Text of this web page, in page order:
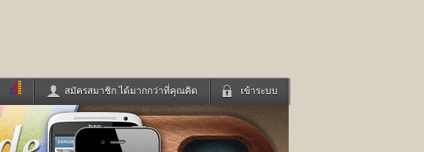
เข้าระบบ
สมัครสมาชิก ได้มากกว่าที่คุณคิด
ข่าวดารา
ดูทีวี
ฟังเพลง
ฟังวิทยุออนไลน์
เข้าระบบด้วย User Kapook
Email